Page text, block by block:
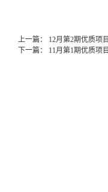
上一篇： 12月第2期优质项
下一篇： 11月第1期优质项